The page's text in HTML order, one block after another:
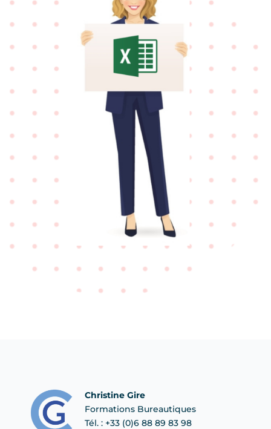
Christine Gire
Formations Bureautiques
Tél. : +33 (0)6 88 89 83 98